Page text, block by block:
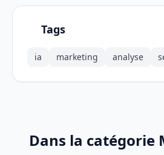
Tags
ia marketing analyse
Dans la catégorie